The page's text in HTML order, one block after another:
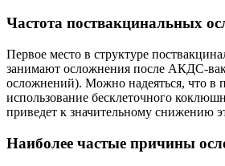
Частота поствакцинальных
Первое место в структуре
занимают осложнения после АКДС-
осложнений). Можно надеяться, что в
использование бесклеточного
приведет к значительному снижению
Наиболее частые причины